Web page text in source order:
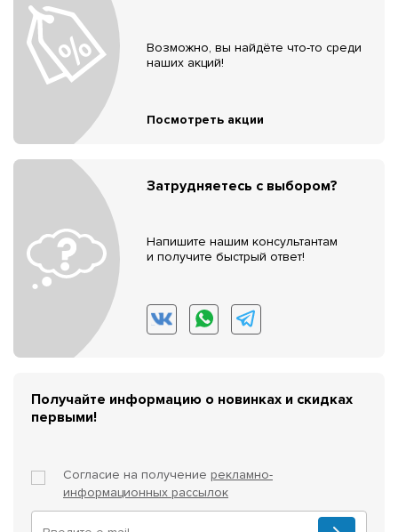
Возможно, вы найдёте что-то среди
наших акций!
Посмотреть акции
Затрудняетесь с выбором?
Напишите нашим консультантам
и получите быстрый ответ!
Получайте информацию о новинках и скидках
первыми!
Согласие на получение рекламно-
информационных рассылок